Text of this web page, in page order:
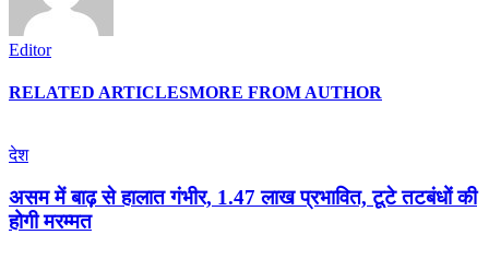
Editor
RELATED ARTICLESMORE FROM AUTHOR
देश
असम में बाढ़ से हालात गंभीर, 1.47 लाख प्रभावित, टूटे तटबंधों की
होगी मरम्मत